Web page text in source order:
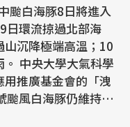
颱白海豚8日將進入
日環流掠過北部海
沉降極端高溫；10
學
推廣基金會的「洩
颱風白海豚仍維持大